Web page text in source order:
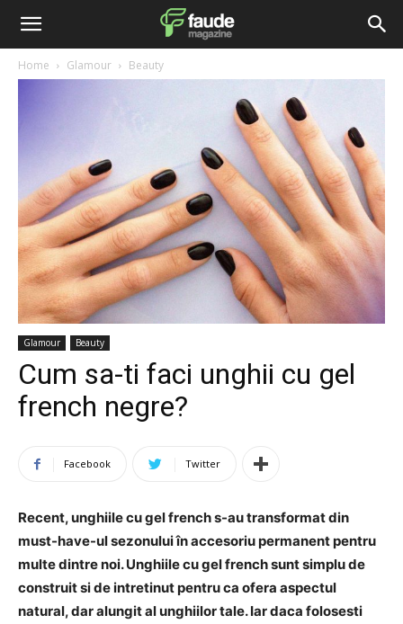
Home Glamour Beauty
Glamour Beauty
Cum sa-ti faci unghii cu gel
french negre?
Facebook Twitter
Recent, unghiile cu gel french s-au transformat din
must-have-ul sezonului în accesoriu permanent pentru
multe dintre noi. Unghiile cu gel french sunt simplu de
construit si de intretinut pentru ca ofera aspectul
natural, dar alungit al unghiilor tale. Iar daca folosesti